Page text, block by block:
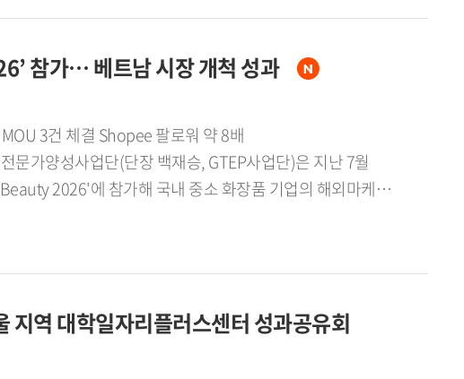
혜 용인교육지원청 장학사, 임화섭 왕산초등학교 교장,
.'글로벌 프렌즈 캠프'는 한국외대 원어민 강사의 1:1
, 에버랜드 체험학습과 국립중앙박물관 문화탐방 등
운영 성과와 함께 향후 지역 다문화가정 아동 지원 확대
한 프로그램 운영 경험을 공유하고, 지역사회와 교육기관
.한국외대 G-앵커사업단은 앞으로도 지자체와 교육기관,
지원 프로그램을 지속 확대하고, 지역사회 수요에
참가… 베트남 시장 개척 성과
3건 체결 Shopee 팔로워 약 8배
가양성사업단(단장 백재승, GTEP사업단)은 지난 7월
2026'에 참가해 국내 중소 화장품 기업의 해외마케팅
바이어가 참가하는 국제 전시회다.이번 전시회에는
인어 23), 김현웅(국제금융학 21), 윤준상(영어통번역학
전 과정을 직접 수행하며 국내 협력기업의 해외시장
을 하고 있는 한국외대 GTEP 요원들과 협력기업
지역 대학일자리플러스센터 성과공유회